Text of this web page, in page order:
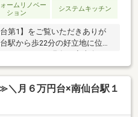
ームリノベー
ション
システムキッチン
第1】をご覧いただきありが
駅から歩22分の好立地に位置
納スペース有りという点でも
らに南向きやシステムキッチ
快適にする設備が満載です。
たいファミリー層の方にぴっ
月６万円台×南仙台駅１